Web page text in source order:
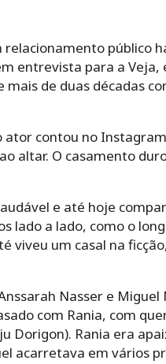
público
entrevista para a Veja,
de duas décadas
ator contou no
altar. O casamento
e até hoje
lado a lado, como o
viveu um casal na
Nasser e Miguel
com Rania, com
Dorigon). Rania era
acarretava em vários